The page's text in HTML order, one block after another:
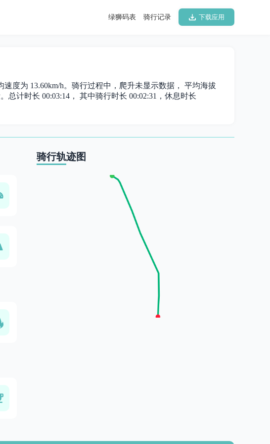
下载应用
骑行记录
绿狮码表
度为 13.60km/h。骑行过程中，爬升未显示数据， 平均海拔
总计时长 00:03:14， 其中骑行时长 00:02:31，休息时长
骑行轨迹图